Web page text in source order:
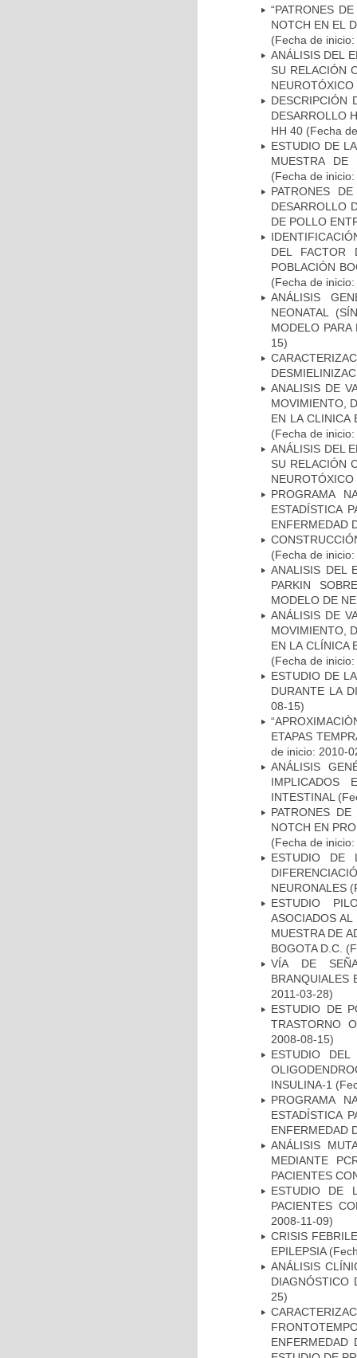
“PATRONES
NOTCH EN EL
(Fecha de
ANÁLISIS DEL
SU RELACIÓN
NEUROTÓXICO
DESCRIPCIÓN
DESARROLLO
HH 40 (Fecha
ESTUDIO DE
MUESTRA DE
(Fecha de
PATRONES
DESARROLLO
DE POLLO
DEL FACTOR
POBLACIÓN
(Fecha de
ANÁLISIS
NEONATAL
MODELO
15)
ANALISIS DE
MOVIMIENTO,
EN LA CLINICA
(Fecha de
ANÁLISIS DEL
SU RELACIÓN
NEUROTÓXICO
PROGRAMA
ESTADÍSTICA
ENFERMEDAD
(Fecha de
ANALISIS DEL
PARKIN
MODELO DE
ANÁLISIS DE
MOVIMIENTO,
EN LA CLÍNICA
(Fecha de
ESTUDIO DE
DURANTE LA
08-15)
ETAPAS
de inicio: 2010-
ANÁLISIS
IMPLICADOS
INTESTINAL
PATRONES
NOTCH EN
(Fecha de
ESTUDIO DE
NEURONALES
ESTUDIO
ASOCIADOS
MUESTRA DE
BOGOTA D.C.
VÍA DE
BRANQUIALES
2011-03-28)
ESTUDIO DE
TRASTORNO
2008-08-15)
ESTUDIO
INSULINA-1
PROGRAMA
ESTADÍSTICA
ENFERMEDAD
ANÁLISIS
MEDIANTE
PACIENTES
ESTUDIO DE
PACIENTES
2008-11-09)
CRISIS
EPILEPSIA
ANÁLISIS
DIAGNÓSTICO
25)
ENFERMEDAD